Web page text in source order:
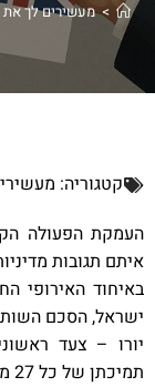
> מעשירים לך
קטגוריה:
העמקת הפעולה
איתם תגובות
באיחוד האירופי
יורו – צעד
תמיכתן של כל 27 מדינות האיחוד.